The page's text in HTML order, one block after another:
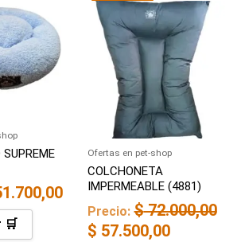
🛒
Ofertas en pet-shop
COLCHONETA
IMPERMEABLE (4881)
Precio: $72.000,00
precio
original
era:
$ 72.000,00.
$ 57.500,00
precio
actual
es:
$